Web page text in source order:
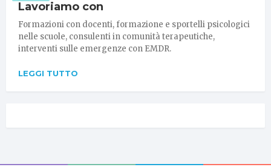
Lavoriamo con
Formazioni con docenti, formazione e sportelli psicologici
nelle scuole, consulenti in comunità terapeutiche,
interventi sulle emergenze con EMDR.
LEGGI TUTTO